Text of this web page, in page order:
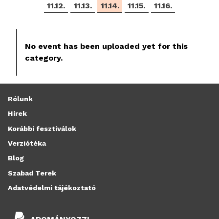
11.12.
11.13. 11.14. 11.15. 11.16.
No event has been uploaded yet for this
category.
Rólunk
Hírek
Korábbi fesztiválok
Verziótéka
Blog
Szabad Terek
Adatvédelmi tájékoztató